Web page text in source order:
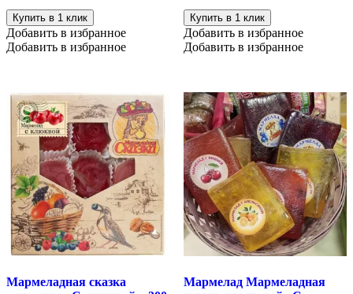
Купить в 1 клик
Добавить в избранное
Добавить в избранное
Купить в 1 клик
Добавить в избранное
Добавить в избранное
Мармеладная сказка
Мармелад Мармеладная